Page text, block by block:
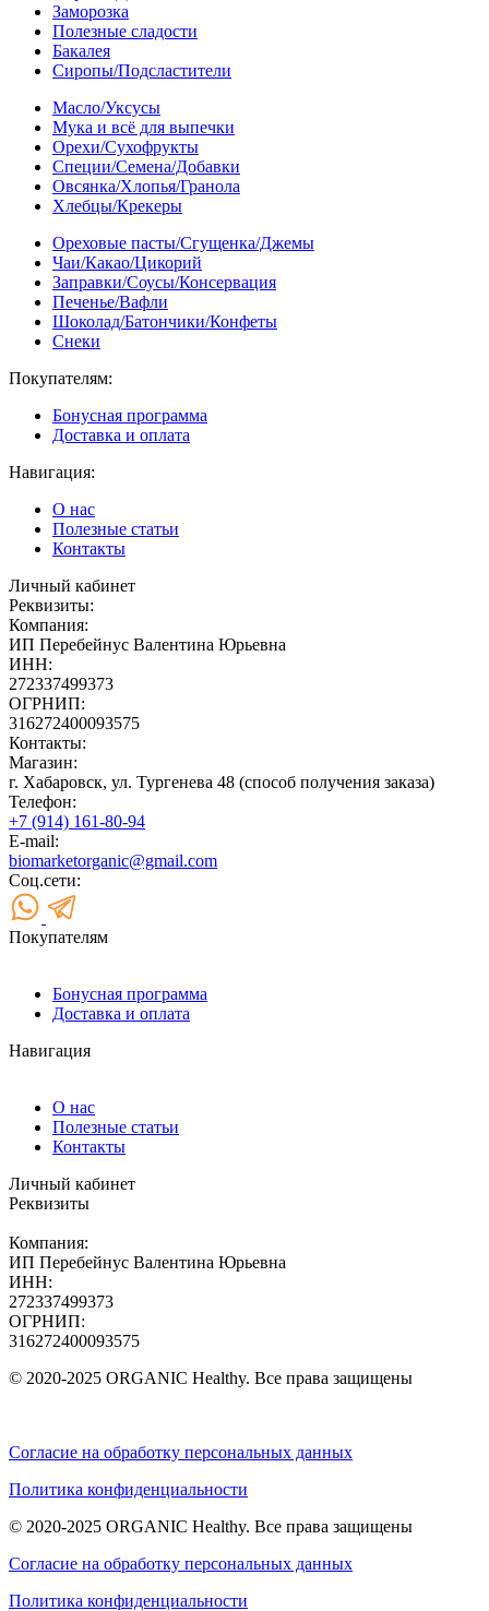
Заморозка
Полезные сладости
Бакалея
Сиропы/Подсластители
Масло/Уксусы
Мука и всё для выпечки
Орехи/Сухофрукты
Специи/Семена/Добавки
Овсянка/Хлопья/Гранола
Хлебцы/Крекеры
Ореховые пасты/Сгущенка/Джемы
Чаи/Какао/Цикорий
Заправки/Соусы/Консервация
Печенье/Вафли
Шоколад/Батончики/Конфеты
Снеки
Покупателям:
Бонусная программа
Доставка и оплата
Навигация:
О нас
Полезные статьи
Контакты
Личный кабинет
Реквизиты:
Компания:
ИП Перебейнус Валентина Юрьевна
ИНН:
272337499373
ОГРНИП:
316272400093575
Контакты:
Магазин:
г. Хабаровск, ул. Тургенева 48 (способ получения заказа)
Телефон:
+7 (914) 161-80-94
E-mail:
biomarketorganic@gmail.com
Соц.сети:
Покупателям
Бонусная программа
Доставка и оплата
Навигация
О нас
Полезные статьи
Контакты
Личный кабинет
Реквизиты
Компания:
ИП Перебейнус Валентина Юрьевна
ИНН:
272337499373
ОГРНИП:
316272400093575
© 2020-2025 ORGANIC Healthy. Все права защищены
Согласие на обработку персональных данных
Политика конфиденциальности
© 2020-2025 ORGANIC Healthy. Все права защищены
Согласие на обработку персональных данных
Политика конфиденциальности